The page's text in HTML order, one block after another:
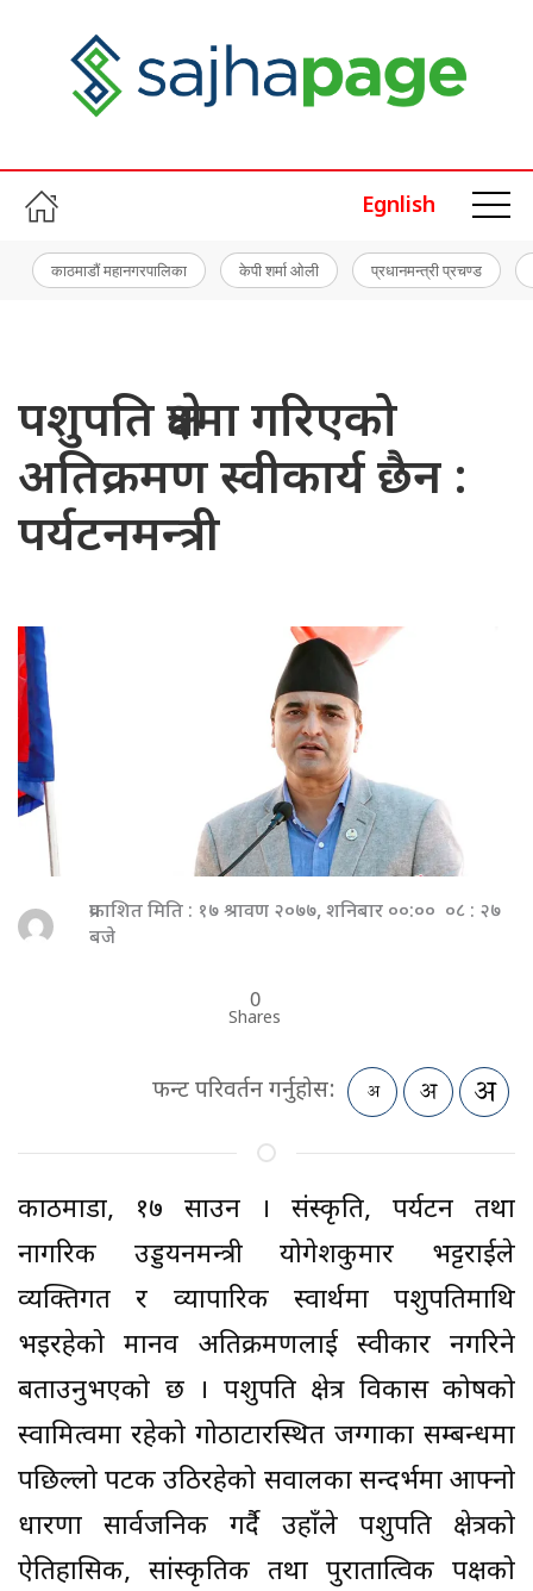
Egnlish
काठमाडौं महानगरपालिका केपी शर्मा ओली प्रधानमन्त्री प्रचण्ड
पशुपति क्षेत्रमा गरिएको
अतिक्रमण स्वीकार्य छैन :
पर्यटनमन्त्री
प्रकाशित मिति : १७ श्रावण २०७७, शनिबार ००:०० ०८ : २७
बजे
0
Shares
फन्ट परिवर्तन गर्नुहोस:
काठमाडौँ, १७ साउन । संस्कृति, पर्यटन तथा
नागरिक उड्डयनमन्त्री योगेशकुमार भट्टराईले
व्यक्तिगत र व्यापारिक स्वार्थमा पशुपतिमाथि
भइरहेको मानव अतिक्रमणलाई स्वीकार नगरिने
बताउनुभएको छ । पशुपति क्षेत्र विकास कोषको
स्वामित्वमा रहेको गोठाटारस्थित जग्गाका सम्बन्धमा
पछिल्लो पटक उठिरहेको सवालका सन्दर्भमा आफ्नो
धारणा सार्वजनिक गर्दै उहाँले पशुपति क्षेत्रको
ऐतिहासिक, सांस्कृतिक तथा पुरातात्विक पक्षको